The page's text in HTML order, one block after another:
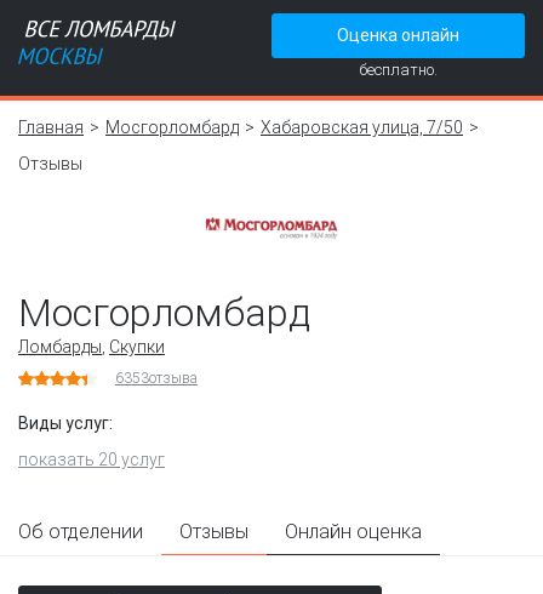
Оценка онлайн
бесплатно.
Главная Мосгорломбард
Хабаровская улица, 7/50
Отзывы
Мосгорломбард
Ломбарды Скупки
6353отзыва
Виды услуг:
показать 20 услуг
Об отделении Отзывы Онлайн оценка